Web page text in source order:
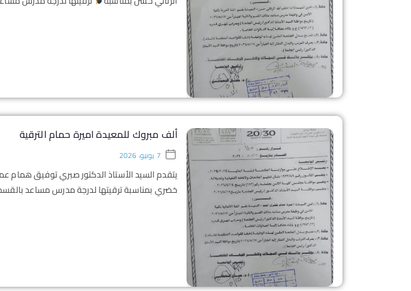
ألف مبروك للمعيدة اميرة حمام الترقية
7 يونيو، 2026
يتقدم السيد الأستاذ الدكتور صبري توفيق همام
خضري بمناسبة ترقيتها لدرجة مدرس مساعد